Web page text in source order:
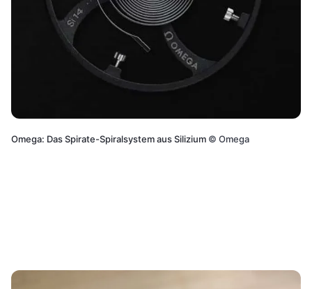
Omega: Das Spirate-Spiralsystem aus Silizium © Omega